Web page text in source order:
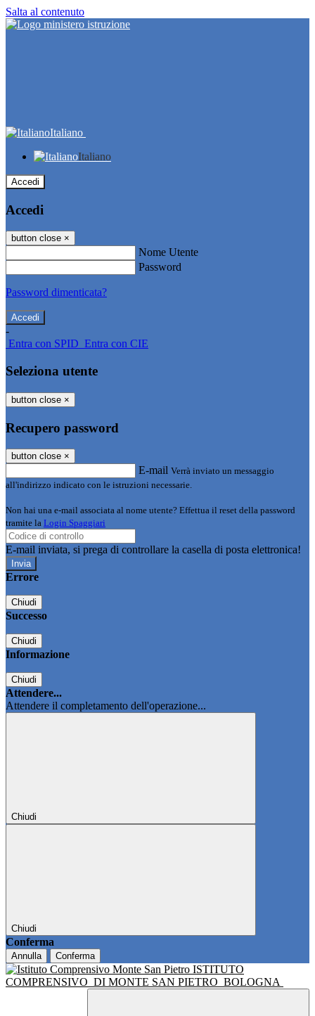
Salta al contenuto
Italiano
Italiano
Accedi
Accedi
button close ×
Nome Utente
Password
Password dimenticata?
-
Entra con SPID Entra con CIE
Seleziona utente
button close ×
Recupero password
button close ×
E-mail Verrà inviato un messaggio
all'indirizzo indicato con le istruzioni necessarie.
Non hai una e-mail associata al nome utente? Effettua il reset della password
tramite la Login Spaggiari
E-mail inviata, si prega di controllare la casella di posta elettronica!
Errore
Chiudi
Successo
Chiudi
Informazione
Chiudi
Attendere...
Attendere il completamento dell'operazione...
Chiudi
Chiudi
Conferma
Annulla Conferma
ISTITUTO
COMPRENSIVO DI MONTE SAN PIETRO BOLOGNA